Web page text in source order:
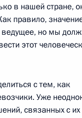
работы
в нашей стране,
правило,
ведущее, но мы
этот
с тем, как
Уже
связанных с